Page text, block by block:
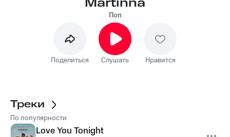
Поп
Поделиться Слушать Нравится
Треки
По популярности
Love You Tonight